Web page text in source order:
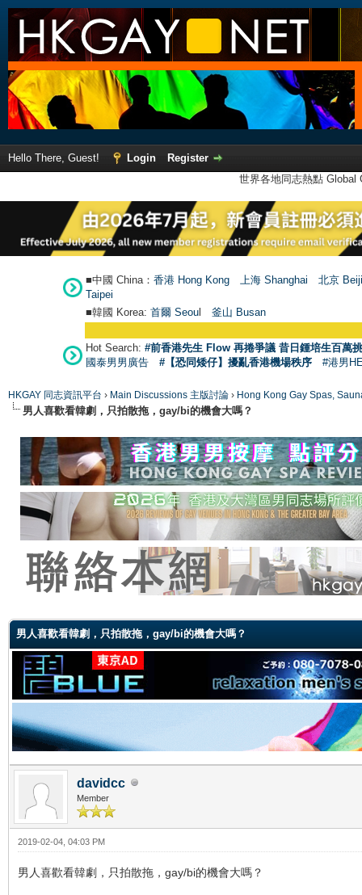
Hello There, Guest! Login
Register
世界各地同志熱點
■中國 China： 香港 Hong Kong 上海 Shanghai
北京
Taipei
■韓國 Korea: 首爾 Seoul 釜山 Busan
Hot Search: #前香港先生 Flow 再捲爭議 昔日鍾培生百萬
國泰男男廣告
#【恐同矮仔】擾亂香港機場秩序 #港男
HKGAY 同志資訊平台 › Main Discussions 主版討論 › Hong Kong Gay Spas,
男人喜歡看韓劇，只拍散拖，gay/bi的機會大嗎？
男人喜歡看韓劇，只拍散拖，gay/bi的機會大嗎？
davidcc
Member
2019-02-04, 04:03 PM
男人喜歡看韓劇，只拍散拖，gay/bi的機會大嗎？